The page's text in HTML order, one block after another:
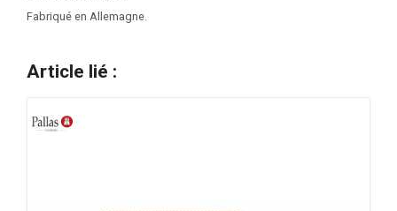
Fabriqué en Allemagne.
Article lié :